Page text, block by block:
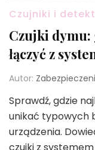
Czujniki i
Czujki dymu:
łączyć z
Autor:
Sprawdź, gdzie
unikać typowych
urządzenia.